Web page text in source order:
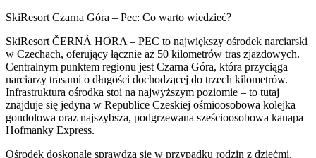
SkiResort Czarna Góra – Pec: Co warto wiedzieć?
SkiResort ČERNÁ HORA – PEC to największy ośrodek narciarski
w Czechach, oferujący łącznie aż 50 kilometrów tras zjazdowych.
Centralnym punktem regionu jest Czarna Góra, która przyciąga
narciarzy trasami o długości dochodzącej do trzech kilometrów.
Infrastruktura ośrodka stoi na najwyższym poziomie – to tutaj
znajduje się jedyna w Republice Czeskiej ośmioosobowa kolejka
gondolowa oraz najszybsza, podgrzewana sześcioosobowa kanapa
Hofmanky Express.
Ośrodek doskonale sprawdza się w przypadku rodzin z dziećmi.